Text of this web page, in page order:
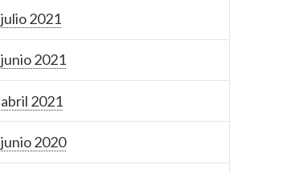
julio 2021
junio 2021
abril 2021
junio 2020